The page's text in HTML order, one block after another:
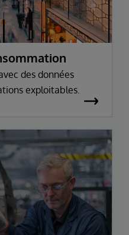
des données
exploitables.